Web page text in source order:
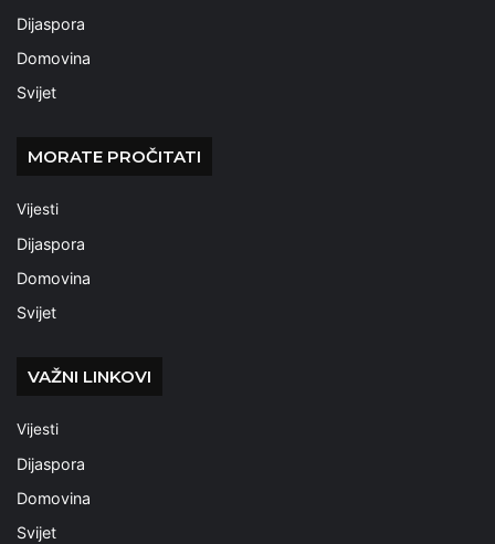
Dijaspora
Domovina
Svijet
MORATE PROČITATI
Vijesti
Dijaspora
Domovina
Svijet
VAŽNI LINKOVI
Vijesti
Dijaspora
Domovina
Svijet